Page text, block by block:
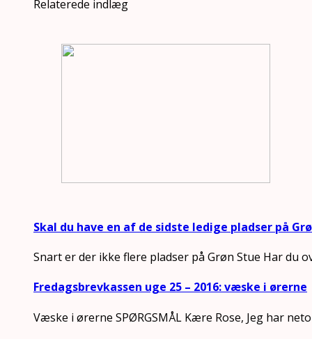
Relaterede indlæg
Skal du have en af de sidste ledige pladser på
Snart er der ikke flere pladser på Grøn Stue Har du
Fredagsbrevkassen uge 25 – 2016: væske i ørerne
Væske i ørerne SPØRGSMÅL Kære Rose, Jeg har